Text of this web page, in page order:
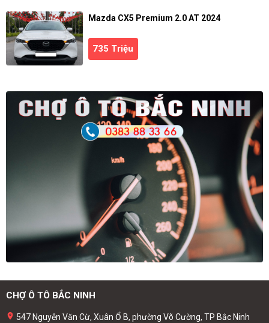
Mazda CX5 Premium 2.0 AT 2024
735 Triệu
CHỢ Ô TÔ BẮC NINH
547 Nguyễn Văn Cừ, Xuân Ổ B, phường Võ Cường, TP Bắc Ninh